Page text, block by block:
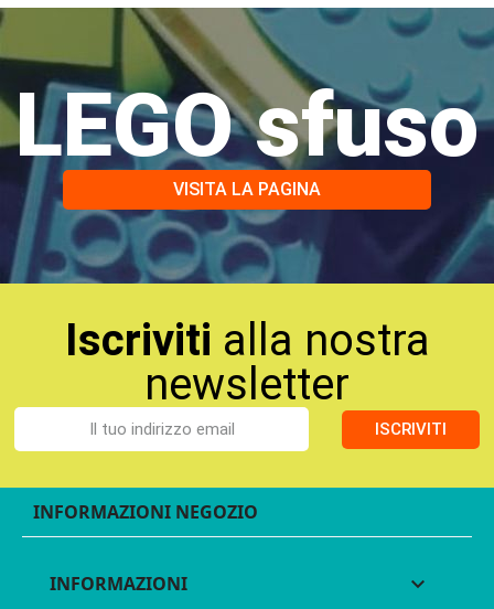
LEGO sfuso
VISITA LA PAGINA
Iscriviti alla nostra
newsletter
ISCRIVITI
INFORMAZIONI NEGOZIO
INFORMAZIONI 